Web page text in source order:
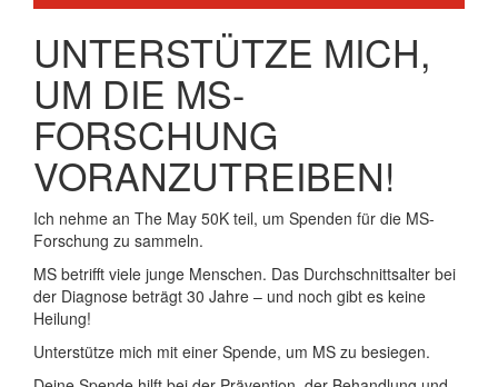
UNTERSTÜTZE MICH,
UM DIE MS-
FORSCHUNG
VORANZUTREIBEN!
Ich nehme an The May 50K teil, um Spenden für die MS-
Forschung zu sammeln.
MS betrifft viele junge Menschen. Das Durchschnittsalter bei
der Diagnose beträgt 30 Jahre – und noch gibt es keine
Heilung!
Unterstütze mich mit einer Spende, um MS zu besiegen.